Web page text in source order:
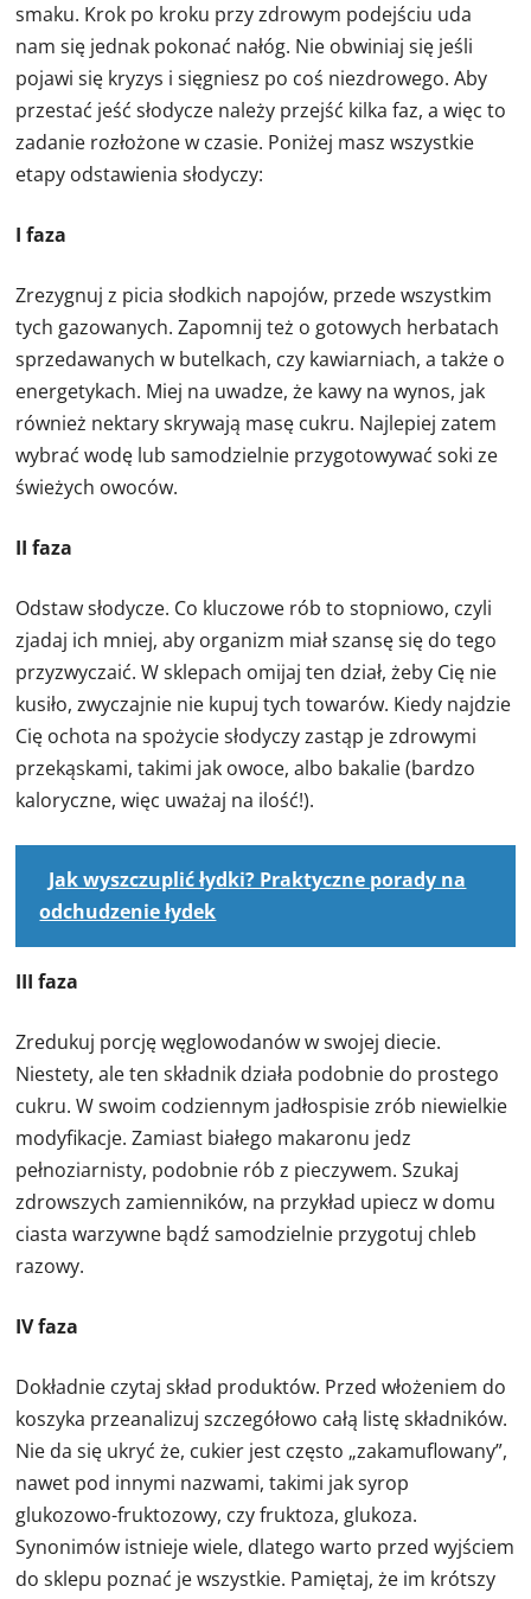
smaku. Krok po kroku przy zdrowym podejściu uda
nam się jednak pokonać nałóg. Nie obwiniaj się jeśli
pojawi się kryzys i sięgniesz po coś niezdrowego. Aby
przestać jeść słodycze należy przejść kilka faz, a więc to
zadanie rozłożone w czasie. Poniżej masz wszystkie
etapy odstawienia słodyczy:
I faza
Zrezygnuj z picia słodkich napojów, przede wszystkim
tych gazowanych. Zapomnij też o gotowych herbatach
sprzedawanych w butelkach, czy kawiarniach, a także o
energetykach. Miej na uwadze, że kawy na wynos, jak
również nektary skrywają masę cukru. Najlepiej zatem
wybrać wodę lub samodzielnie przygotowywać soki ze
świeżych owoców.
II faza
Odstaw słodycze. Co kluczowe rób to stopniowo, czyli
zjadaj ich mniej, aby organizm miał szansę się do tego
przyzwyczaić. W sklepach omijaj ten dział, żeby Cię nie
kusiło, zwyczajnie nie kupuj tych towarów. Kiedy najdzie
Cię ochota na spożycie słodyczy zastąp je zdrowymi
przekąskami, takimi jak owoce, albo bakalie (bardzo
kaloryczne, więc uważaj na ilość!).
Jak wyszczuplić łydki? Praktyczne porady na
odchudzenie łydek
III faza
Zredukuj porcję węglowodanów w swojej diecie.
Niestety, ale ten składnik działa podobnie do prostego
cukru. W swoim codziennym jadłospisie zrób niewielkie
modyfikacje. Zamiast białego makaronu jedz
pełnoziarnisty, podobnie rób z pieczywem. Szukaj
zdrowszych zamienników, na przykład upiecz w domu
ciasta warzywne bądź samodzielnie przygotuj chleb
razowy.
IV faza
Dokładnie czytaj skład produktów. Przed włożeniem do
koszyka przeanalizuj szczegółowo całą listę składników.
Nie da się ukryć że, cukier jest często „zakamuflowany”,
nawet pod innymi nazwami, takimi jak syrop
glukozowo-fruktozowy, czy fruktoza, glukoza.
Synonimów istnieje wiele, dlatego warto przed wyjściem
do sklepu poznać je wszystkie. Pamiętaj, że im krótszy